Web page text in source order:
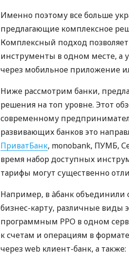
Именно поэтому все больше
предлагающие комплексное
Комплексный подход
инструменты в одном месте, а
через мобильное приложение
Ниже рассмотрим банки,
решения на топ уровне. Этот
современному
развивающих банков это
ПриватБанк, monobank, ПУМБ,
время набор доступных
тарифы могут существенно
Например, в àбанк объединили
бизнес-карту, различные виды
программным РРО в одном
к счетам и операциям в
через web клиент-банк, а также: